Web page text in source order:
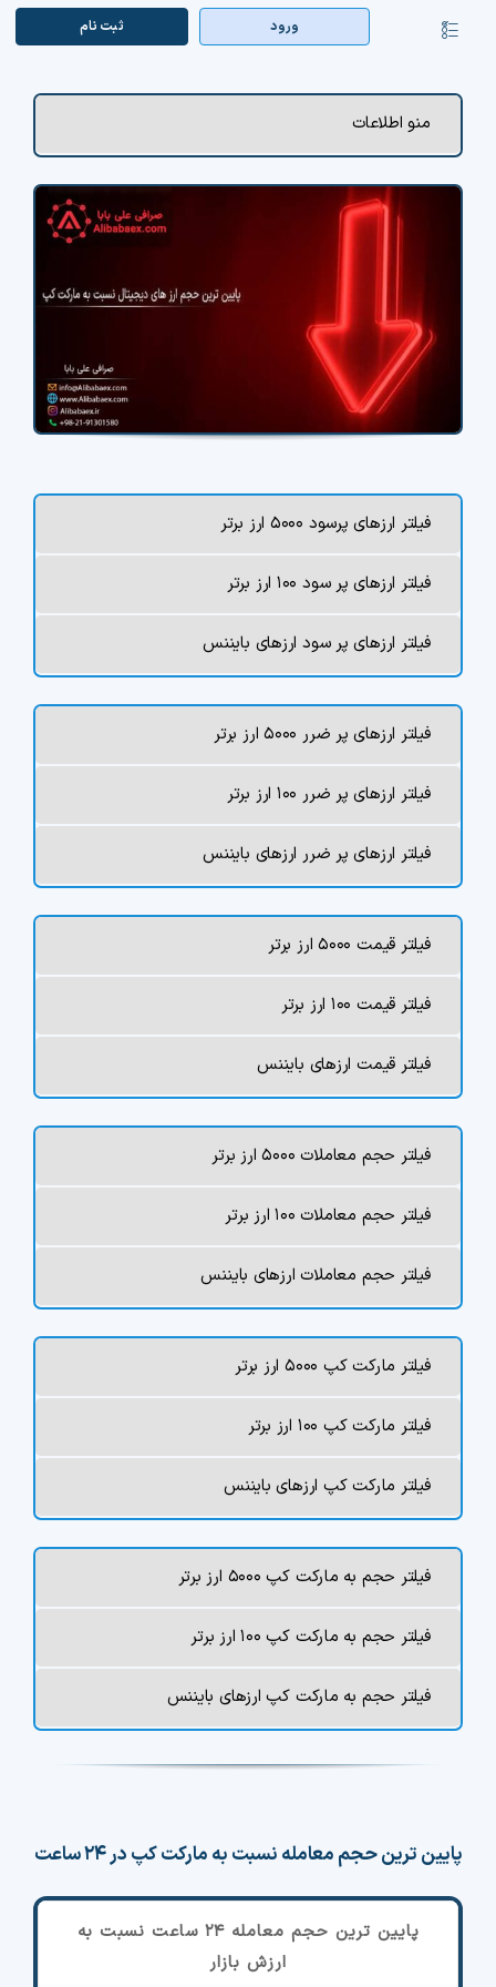
کنترلر
بازار ارزها
اپلیکیشن
بازار معاملاتی
تابلوخوانی ارزهای دیجیتال
چت جی پی تی رایگان
فیلتر ارزهای دیجیتال
کارمزد
تماس با ما
دسته‌بندی ارزها
شاخص ترس و طمع
خرید تتر ارزان
مشاوره خدمات مالی
ورود ثبت‌ نام
منو اطلاعات
فیلتر ارزهای پرسود ۵۰۰۰ ارز برتر
فیلتر ارزهای پر سود ۱۰۰ ارز برتر
فیلتر ارزهای پر سود ارزهای بایننس
فیلتر ارزهای پر ضرر ۵۰۰۰ ارز برتر
فیلتر ارزهای پر ضرر ۱۰۰ ارز برتر
فیلتر ارزهای پر ضرر ارزهای بایننس
فیلتر قیمت ۵۰۰۰ ارز برتر
فیلتر قیمت ۱۰۰ ارز برتر
فیلتر قیمت ارزهای بایننس
فیلتر حجم معاملات ۵۰۰۰ ارز برتر
فیلتر حجم معاملات ۱۰۰ ارز برتر
فیلتر حجم معاملات ارزهای بایننس
فیلتر مارکت کپ ۵۰۰۰ ارز برتر
فیلتر مارکت کپ ۱۰۰ ارز برتر
فیلتر مارکت کپ ارزهای بایننس
فیلتر حجم به مارکت کپ ۵۰۰۰ ارز برتر
فیلتر حجم به مارکت کپ ۱۰۰ ارز برتر
فیلتر حجم به مارکت کپ ارزهای بایننس
پایین ترین حجم معامله نسبت به مارکت کپ در ۲۴ ساعت
پایین ترین حجم معامله ۲۴ ساعت نسبت به
ارزش بازار